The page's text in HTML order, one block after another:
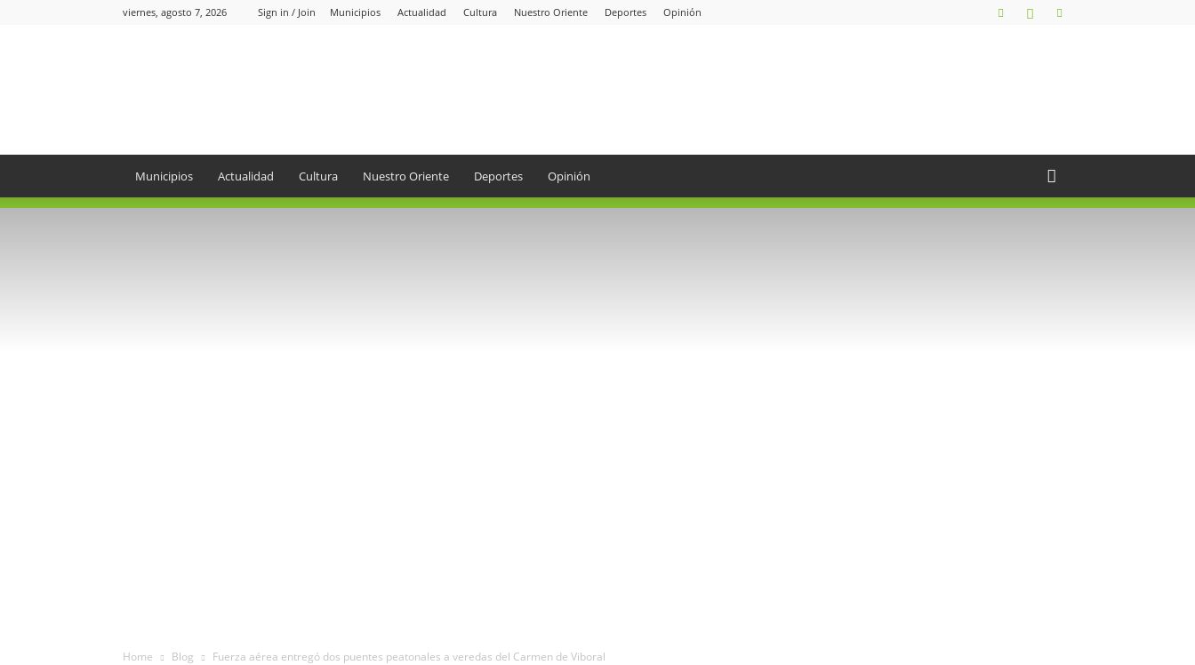
viernes, agosto 7, 2026 Sign in / Join Municipios Actualidad Cultura Nuestro Oriente Deportes Opinión
Municipios Actualidad Cultura Nuestro Oriente Deportes Opinión
Home Blog Fuerza aérea entregó dos puentes peatonales a veredas del Carmen de Viboral